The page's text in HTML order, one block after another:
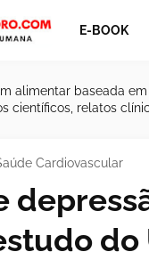
E-BOOK
alimentar baseada
científicos, relatos
Cardiovascular
do